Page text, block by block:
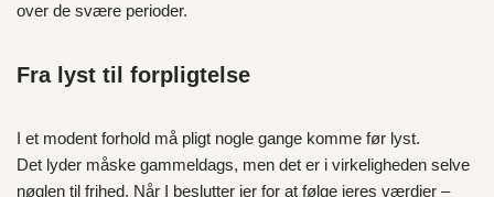
over de svære perioder.
Fra lyst til forpligtelse
I et modent forhold må pligt nogle gange komme før lyst.
Det lyder måske gammeldags, men det er i virkeligheden selve
nøglen til frihed. Når I beslutter jer for at følge jeres værdier –